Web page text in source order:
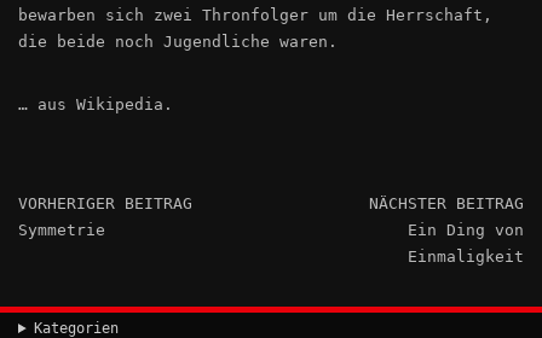
bewarben sich zwei Thronfolger um die Herrschaft,
die beide noch Jugendliche waren.
… aus Wikipedia.
VORHERIGER BEITRAG
Symmetrie
NÄCHSTER BEITRAG
Ein Ding von
Einmaligkeit
Kategorien